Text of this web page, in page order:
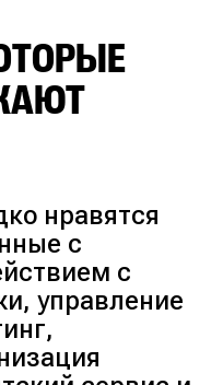
нравятся
с
с
управление